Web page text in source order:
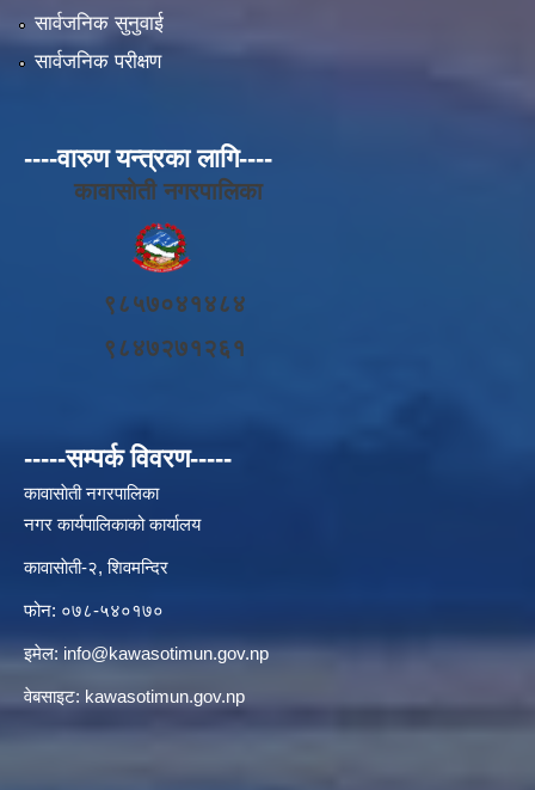
सार्वजनिक सुनुवाई
सार्वजनिक परीक्षण
----वारुण यन्त्रका लागि----
कावासोती नगरपालिका
९८५७०४१४८४
९८४७२७१२६१
-----सम्पर्क विवरण-----
कावासाेती नगरपालिका
नगर कार्यपालिकाको कार्यालय
कावासाेती-२, शिवमन्दिर
फोन: ०७८-५४०१७०
इमेल: info@kawasotimun.gov.np
वेबसाइट: kawasotimun.gov.np